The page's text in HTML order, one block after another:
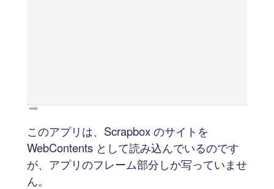
このアプリは、Scrapbox のサイトを
WebContents として読み込んでいるのです
が、アプリのフレーム部分しか写っていませ
ん。